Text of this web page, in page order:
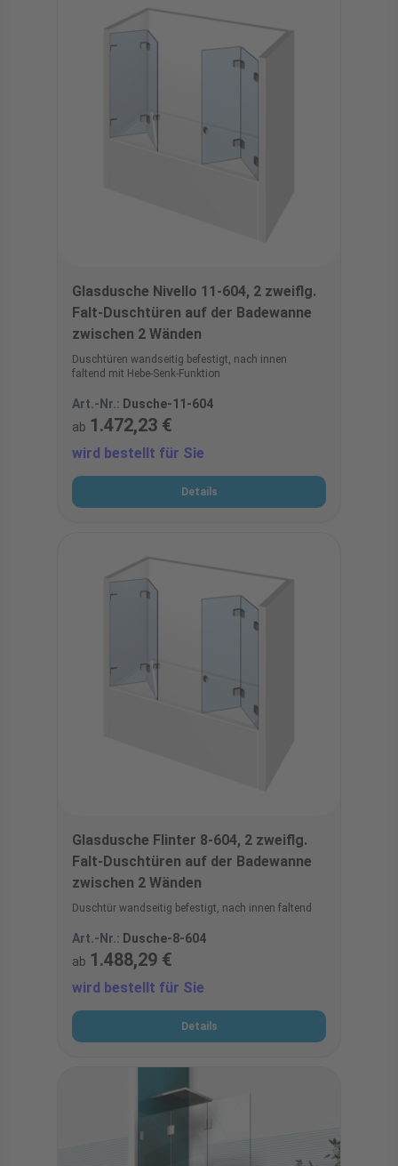
Glasdusche Nivello 11-604, 2 zweiflg.
Falt-Duschtüren auf der Badewanne
zwischen 2 Wänden
Duschtüren wandseitig befestigt, nach innen
faltend mit Hebe-Senk-Funktion
Art.-Nr.: Dusche-11-604
ab 1.472,23 €
wird bestellt für Sie
Details
Glasdusche Flinter 8-604, 2 zweiflg.
Falt-Duschtüren auf der Badewanne
zwischen 2 Wänden
Duschtür wandseitig befestigt, nach innen faltend
Art.-Nr.: Dusche-8-604
ab 1.488,29 €
wird bestellt für Sie
Details